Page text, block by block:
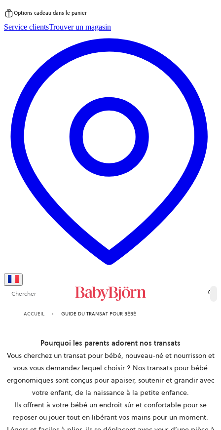
au
Options cadeau dans le panier
Service clientsTrouver un magasin
Chercher 0
ACCUEIL GUIDE DU TRANSAT POUR BÉBÉ
Pourquoi les parents adorent nos transats
Vous cherchez un transat pour bébé, nouveau-né et nourrisson et
vous vous demandez lequel choisir ? Nos transats pour bébé
ergonomiques sont conçus pour apaiser, soutenir et grandir avec
votre enfant, de la naissance à la petite enfance.
Ils offrent à votre bébé un endroit sûr et confortable pour se
reposer ou jouer tout en libérant vos mains pour un moment.